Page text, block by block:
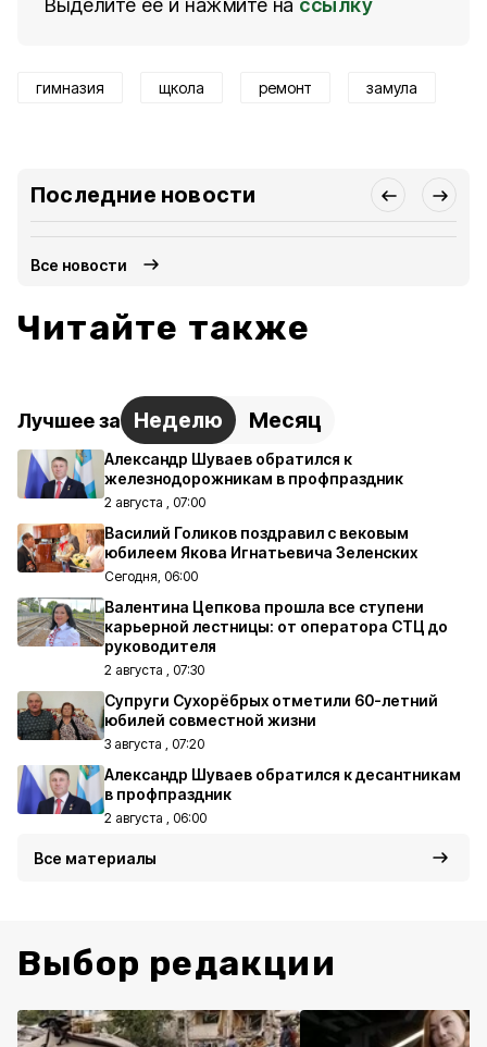
Выделите ее и нажмите на ссылку
гимназия щкола ремонт замула
Последние новости
Все новости
Читайте также
Лучшее за Неделю Месяц
Александр Шуваев обратился к
железнодорожникам в профпраздник
2 августа , 07:00
Василий Голиков поздравил с вековым
юбилеем Якова Игнатьевича Зеленских
Сегодня, 06:00
Валентина Цепкова прошла все ступени
карьерной лестницы: от оператора СТЦ до
руководителя
2 августа , 07:30
Супруги Сухорёбрых отметили 60-летний
юбилей совместной жизни
3 августа , 07:20
Александр Шуваев обратился к десантникам
в профпраздник
2 августа , 06:00
Все материалы
Выбор редакции